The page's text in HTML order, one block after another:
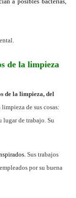
de la limpieza
de la limpieza, del
de sus cosas:
lugar de trabajo. Su
Sus trabajos
por su buena